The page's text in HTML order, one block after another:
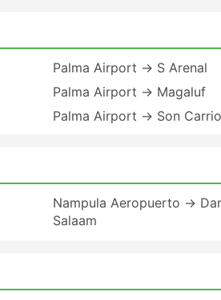
Palma Airport → S Arenal
Palma Airport → Magaluf
Palma Airport → Son Carrio
Nampula Aeropuerto →
Salaam